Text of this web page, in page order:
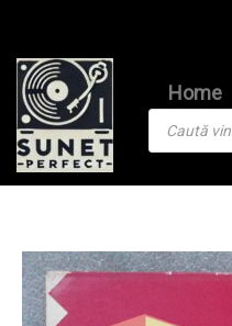
content
Home
search